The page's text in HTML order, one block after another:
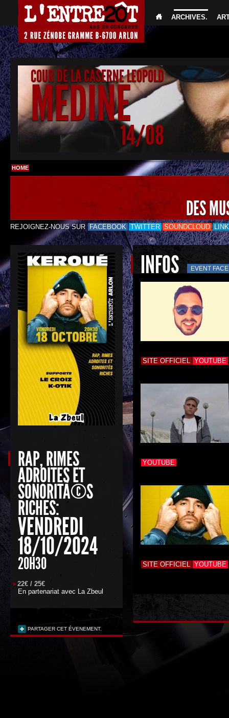
ARCHIVES.
COUR DE LA CASERNE LEOPOLD
MEDINE
14/08
HOME
DES
REJOIGNEZ-NOUS SUR FACEBOOK TWITTER SOUNDCLOUD
RAP, RIMES
ADROITES ET
SONORITÃ©S
RICHES:
VENDREDI
18/10/2024
20H30
22€ / 25€
En partenariat avec La Zbeul
PARTAGER CET ÉVENEMENT.
INFOS EVENT
SITE OFFICIEL YOUTUBE
YOUTUBE
SITE OFFICIEL YOUTUBE